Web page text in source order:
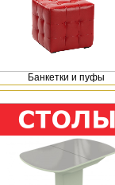
Банкетки и пуфы